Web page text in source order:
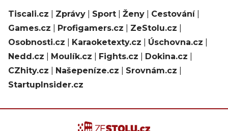
Tiscali.cz Zprávy Sport Ženy Cestování|
Games.cz
Profigamers.cz ZeStolu.cz
Osobnosti.cz
Karaoketexty.cz Úschovna.cz
Nedd.cz
Moulík.cz Fights.cz Dokina.cz
CZhity.cz
Našepeníze.cz Srovnám.cz
StartupInsider.cz